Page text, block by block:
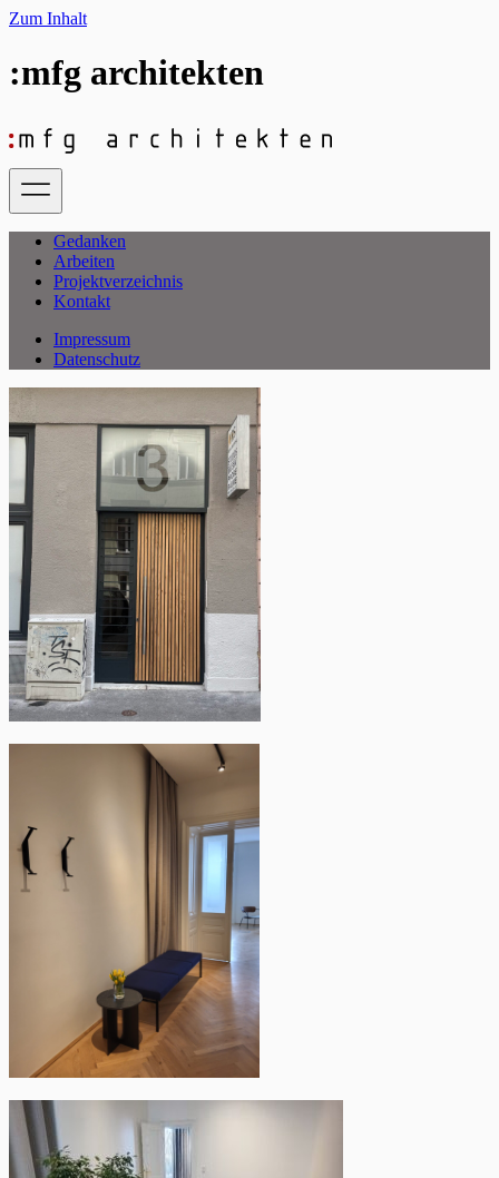
Zum Inhalt
:mfg architekten
Gedanken
Arbeiten
Projektverzeichnis
Kontakt
Impressum
Datenschutz